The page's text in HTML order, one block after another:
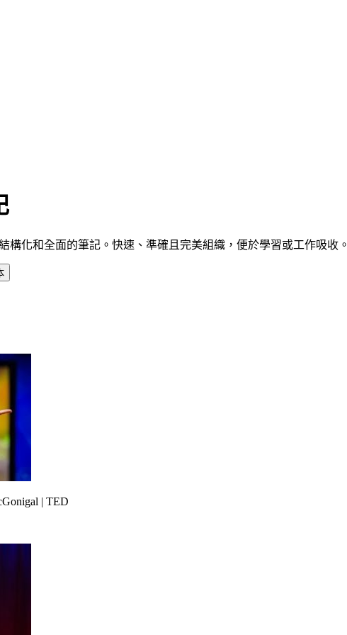
構化和全面的筆記。快速、準確且完美組織，便於學習或工作吸收。
| TED